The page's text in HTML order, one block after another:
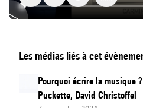
la
complexité
Les médias liés à cet
Pourquoi écrire la musique
Puckette, David Christoffel